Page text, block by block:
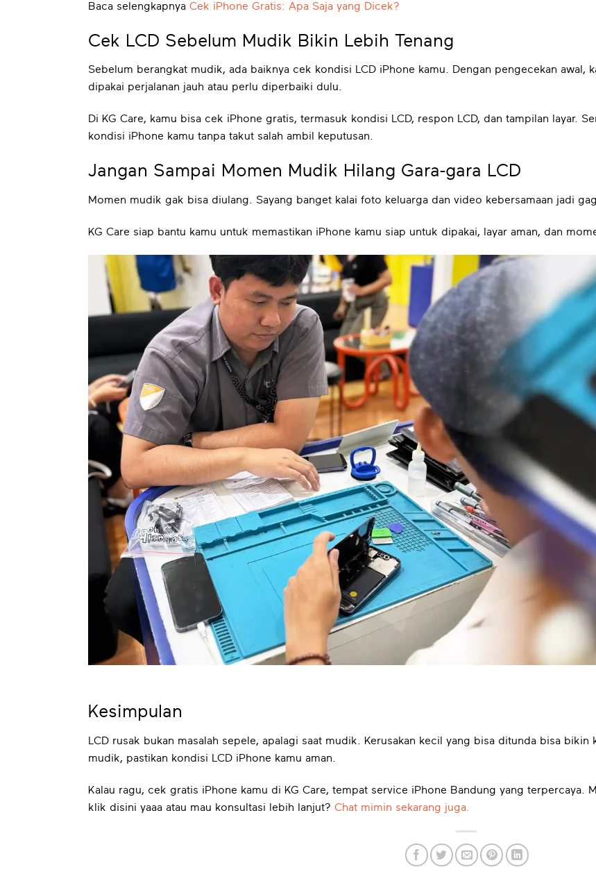
Baca selengkapnya Cek iPhone Gratis: Apa Saja yang Dicek?
Cek LCD Sebelum Mudik Bikin Lebih Tenang
Sebelum berangkat mudik, ada baiknya cek kondisi LCD iPhone kamu. Dengan pengecekan awal,
dipakai perjalanan jauh atau perlu diperbaiki dulu.
Di KG Care, kamu bisa cek iPhone gratis, termasuk kondisi LCD, respon LCD, dan tampilan layar.
kondisi iPhone kamu tanpa takut salah ambil keputusan.
Jangan Sampai Momen Mudik Hilang Gara-gara LCD
Momen mudik gak bisa diulang. Sayang banget kalai foto keluarga dan video kebersamaan jadi
KG Care siap bantu kamu untuk memastikan iPhone kamu siap untuk dipakai, layar aman, dan
Kesimpulan
LCD rusak bukan masalah sepele, apalagi saat mudik. Kerusakan kecil yang bisa ditunda bisa
mudik, pastikan kondisi LCD iPhone kamu aman.
Kalau ragu, cek gratis iPhone kamu di KG Care, tempat service iPhone Bandung yang terpercaya.
klik disini yaaa atau mau konsultasi lebih lanjut? Chat mimin sekarang juga.